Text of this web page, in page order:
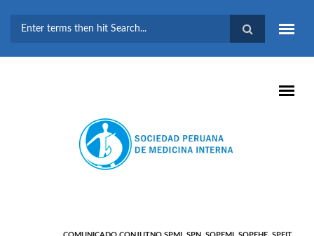
BÚSQUEDA